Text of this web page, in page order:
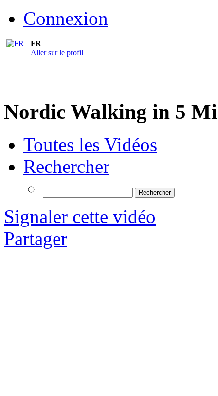
Connexion
FR
Aller sur le profil
Nordic Walking in 5
Toutes les Vidéos
Rechercher
Signaler cette vidéo
Partager